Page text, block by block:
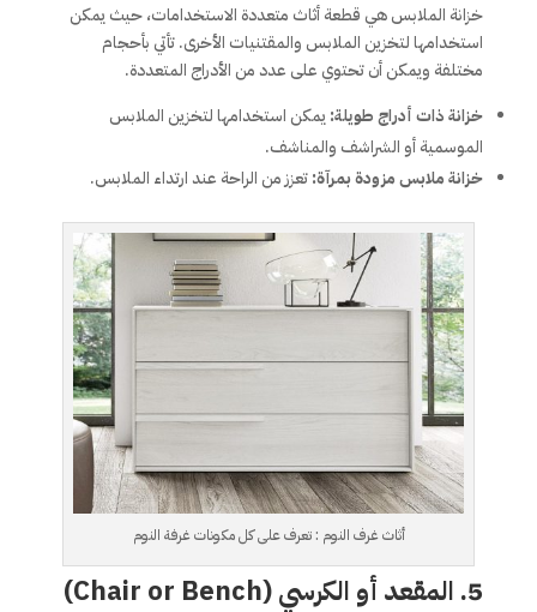
خزانة الملابس هي قطعة أثاث متعددة الاستخدامات، حيث يمكن
استخدامها لتخزين الملابس والمقتنيات الأخرى. تأتي بأحجام
مختلفة ويمكن أن تحتوي على عدد من الأدراج المتعددة.
خزانة ذات أدراج طويلة: يمكن استخدامها لتخزين الملابس
الموسمية أو الشراشف والمناشف.
خزانة ملابس مزودة بمرآة:تعزز من الراحة عند ارتداء الملابس.
أثاث غرف النوم : تعرف على كل مكونات غرفة النوم
5. المقعد أو الكرسي (Chair or Bench)